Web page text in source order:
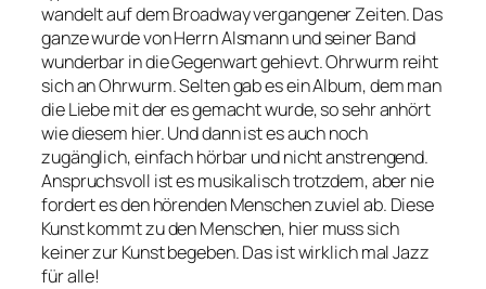
wandelt auf dem Broadway vergangener Zeiten. Das
ganze wurde von Herrn Alsmann und seiner Band
wunderbar in die Gegenwart gehievt. Ohrwurm reiht
sich an Ohrwurm. Selten gab es ein Album, dem man
die Liebe mit der es gemacht wurde, so sehr anhört
wie diesem hier. Und dann ist es auch noch
zugänglich, einfach hörbar und nicht anstrengend.
Anspruchsvoll ist es musikalisch trotzdem, aber nie
fordert es den hörenden Menschen zuviel ab. Diese
Kunst kommt zu den Menschen, hier muss sich
keiner zur Kunst begeben. Das ist wirklich mal Jazz
für alle!